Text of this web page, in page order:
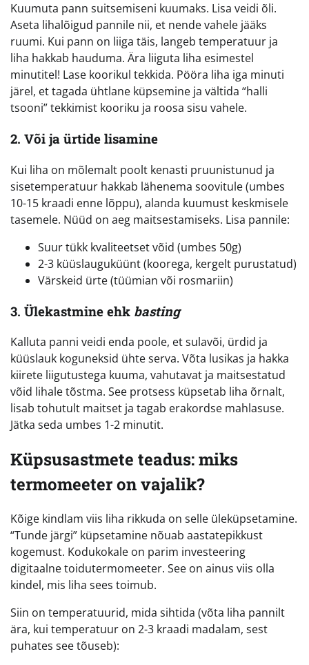
Kuumuta pann suitsemiseni kuumaks. Lisa veidi õli.
Aseta lihalõigud pannile nii, et nende vahele jääks
ruumi. Kui pann on liiga täis, langeb temperatuur ja
liha hakkab hauduma. Ära liiguta liha esimestel
minutitel! Lase koorikul tekkida. Pööra liha iga minuti
järel, et tagada ühtlane küpsemine ja vältida “halli
tsooni” tekkimist kooriku ja roosa sisu vahele.
2. Või ja ürtide lisamine
Kui liha on mõlemalt poolt kenasti pruunistunud ja
sisetemperatuur hakkab lähenema soovitule (umbes
10-15 kraadi enne lõppu), alanda kuumust keskmisele
tasemele. Nüüd on aeg maitsestamiseks. Lisa pannile:
Suur tükk kvaliteetset võid (umbes 50g)
2-3 küüslauguküünt (koorega, kergelt purustatud)
Värskeid ürte (tüümian või rosmariin)
3. Ülekastmine ehk basting
Kalluta panni veidi enda poole, et sulavõi, ürdid ja
küüslauk koguneksid ühte serva. Võta lusikas ja hakka
kiirete liigutustega kuuma, vahutavat ja maitsestatud
võid lihale tõstma. See protsess küpsetab liha õrnalt,
lisab tohutult maitset ja tagab erakordse mahlasuse.
Jätka seda umbes 1-2 minutit.
Küpsusastmete teadus: miks
termomeeter on vajalik?
Kõige kindlam viis liha rikkuda on selle üleküpsetamine.
“Tunde järgi” küpsetamine nõuab aastatepikkust
kogemust. Kodukokale on parim investeering
digitaalne toidutermomeeter. See on ainus viis olla
kindel, mis liha sees toimub.
Siin on temperatuurid, mida sihtida (võta liha pannilt
ära, kui temperatuur on 2-3 kraadi madalam, sest
puhates see tõuseb):